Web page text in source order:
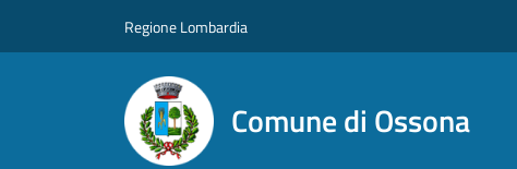
Regione Lombardia
Comune di Ossona